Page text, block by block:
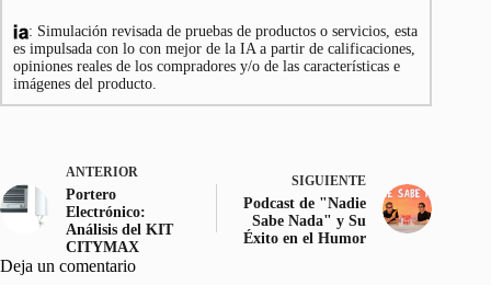
: Simulación revisada de pruebas de productos o servicios, esta
es impulsada con lo con mejor de la IA a partir de calificaciones,
opiniones reales de los compradores y/o de las características e
imágenes del producto.
ANTERIOR
Portero
Electrónico:
Análisis del KIT
CITYMAX
SIGUIENTE
Podcast de "Nadie
Sabe Nada" y Su
Éxito en el Humor
Deja un comentario